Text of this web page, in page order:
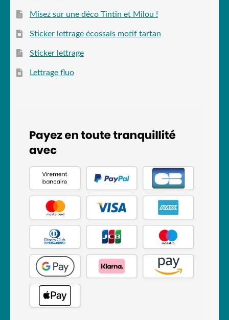
Misez sur une déco Tintin et Milou !
Sticker lettrage écossais motif tartan
Sticker lettrage
Lettrage fluo